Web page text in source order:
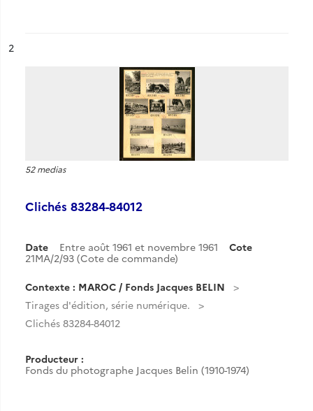
n°
2
52 medias
Clichés 83284-84012
Date Entre août 1961 et novembre 1961
Cote
21MA/2/93 (Cote de commande)
Contexte : MAROC / Fonds Jacques BELIN
Tirages d'édition, série numérique.
Clichés 83284-84012
Producteur :
Fonds du photographe Jacques Belin (1910-1974)